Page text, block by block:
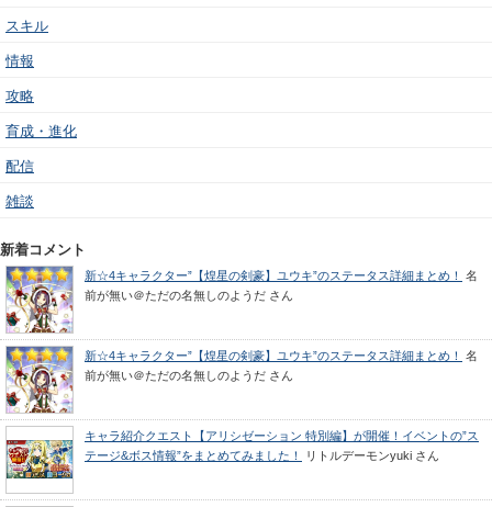
スキル
情報
攻略
育成・進化
配信
雑談
新着コメント
新☆4キャラクター”【煌星の剣豪】ユウキ”のステータス詳細まとめ！
名
前が無い＠ただの名無しのようだ さん
新☆4キャラクター”【煌星の剣豪】ユウキ”のステータス詳細まとめ！
名
前が無い＠ただの名無しのようだ さん
キャラ紹介クエスト【アリシゼーション 特別編】が開催！イベントの”ス
テージ&ボス情報”をまとめてみました！
リトルデーモンyuki さん